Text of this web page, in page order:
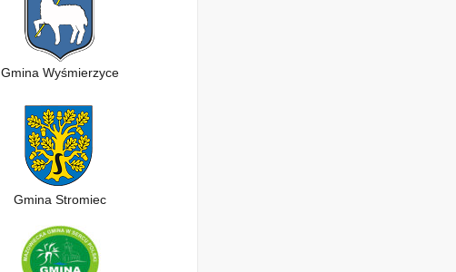
Gmina Wyśmierzyce
Gmina Stromiec